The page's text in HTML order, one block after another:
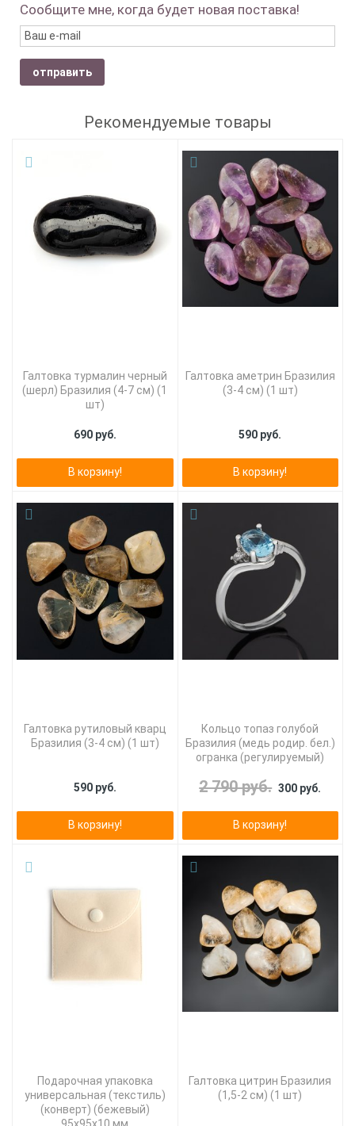
Сообщите мне, когда будет новая поставка!
отправить
Рекомендуемые товары
Галтовка турмалин черный
(шерл) Бразилия (4-7 см) (1
шт)
690 руб.
В корзину!
Галтовка аметрин Бразилия
(3-4 см) (1 шт)
590 руб.
В корзину!
Галтовка рутиловый кварц
Бразилия (3-4 см) (1 шт)
590 руб.
В корзину!
Кольцо топаз голубой
Бразилия (медь родир. бел.)
огранка (регулируемый)
2 790 руб. 300 руб.
В корзину!
Подарочная упаковка
универсальная (текстиль)
(конверт) (бежевый)
Галтовка цитрин Бразилия
(1,5-2 см) (1 шт)